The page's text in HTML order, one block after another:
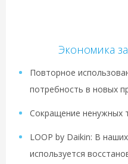
Экономика
Повторное
потребность в новых
Сокращение ненужных
LOOP by Daikin: В
используется